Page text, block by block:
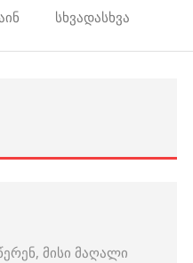
სხვადასხვა
მისი მაღალი